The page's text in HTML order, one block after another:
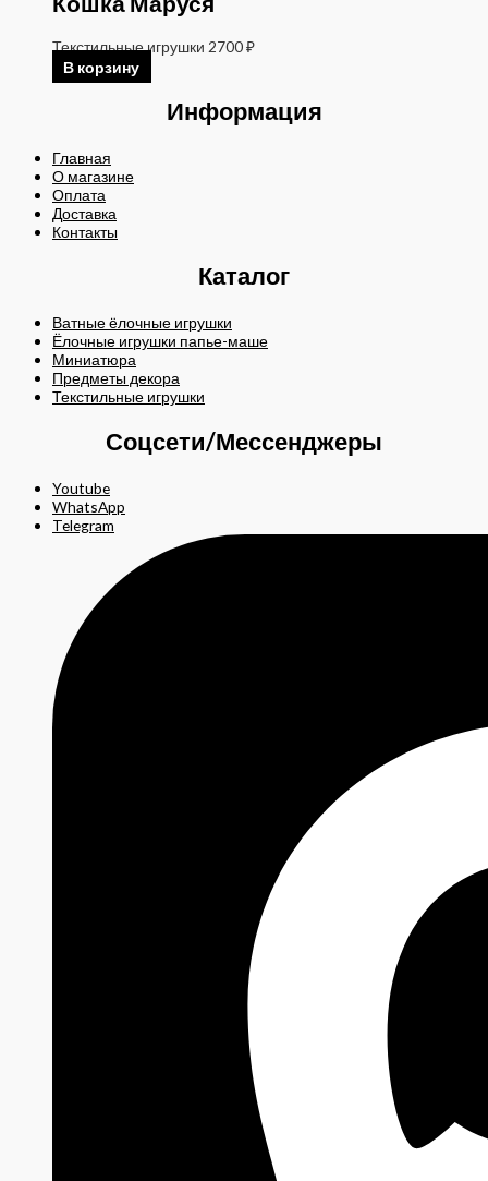
Текстильные игрушки 2700₽
В корзину
Информация
Главная
О магазине
Оплата
Доставка
Контакты
Каталог
Ватные ёлочные игрушки
Ёлочные игрушки папье-маше
Миниатюра
Предметы декора
Текстильные игрушки
Соцсети/Мессенджеры
Youtube
WhatsApp
Telegram